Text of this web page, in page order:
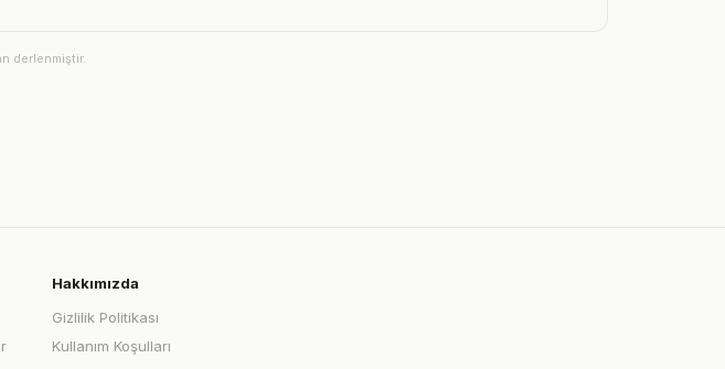
derlenmiştir.
Hakkımızda
Gizlilik Politikası
Kullanım Koşulları